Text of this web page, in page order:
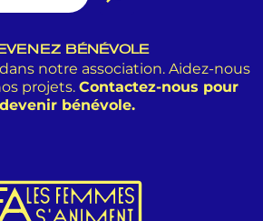
BÉNÉVOLE
notre association. Aidez-nous
projets. Contactez-nous pour
devenir bénévole.